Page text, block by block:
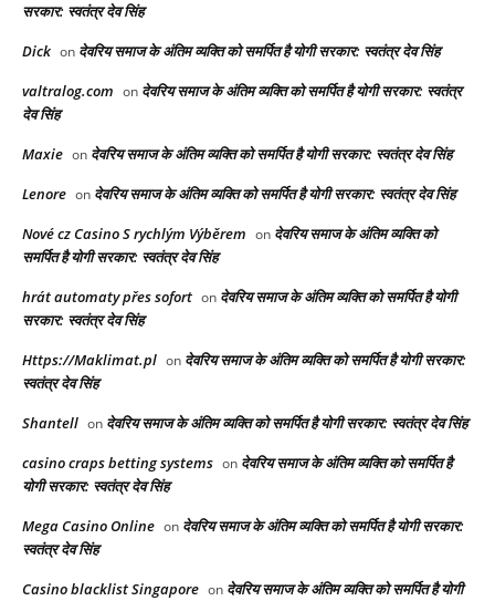
सरकार: स्वतंत्र देव सिंह
Dick on देवरिय समाज के अंतिम व्यक्ति को समर्पित है योगी सरकार: स्वतंत्र देव सिंह
valtralog.com on देवरिय समाज के अंतिम व्यक्ति को समर्पित है योगी सरकार: स्वतंत्र
देव सिंह
Maxie on देवरिय समाज के अंतिम व्यक्ति को समर्पित है योगी सरकार: स्वतंत्र देव सिंह
Lenore on देवरिय समाज के अंतिम व्यक्ति को समर्पित है योगी सरकार: स्वतंत्र देव सिंह
Nové cz Casino S rychlým Výběrem on देवरिय समाज के अंतिम व्यक्ति को
समर्पित है योगी सरकार: स्वतंत्र देव सिंह
hrát automaty přes sofort on देवरिय समाज के अंतिम व्यक्ति को समर्पित है योगी
सरकार: स्वतंत्र देव सिंह
Https://Maklimat.pl on देवरिय समाज के अंतिम व्यक्ति को समर्पित है योगी सरकार:
स्वतंत्र देव सिंह
Shantell on देवरिय समाज के अंतिम व्यक्ति को समर्पित है योगी सरकार: स्वतंत्र देव सिंह
casino craps betting systems on देवरिय समाज के अंतिम व्यक्ति को समर्पित है
योगी सरकार: स्वतंत्र देव सिंह
Mega Casino Online on देवरिय समाज के अंतिम व्यक्ति को समर्पित है योगी सरकार:
स्वतंत्र देव सिंह
Casino blacklist Singapore on देवरिय समाज के अंतिम व्यक्ति को समर्पित है योगी